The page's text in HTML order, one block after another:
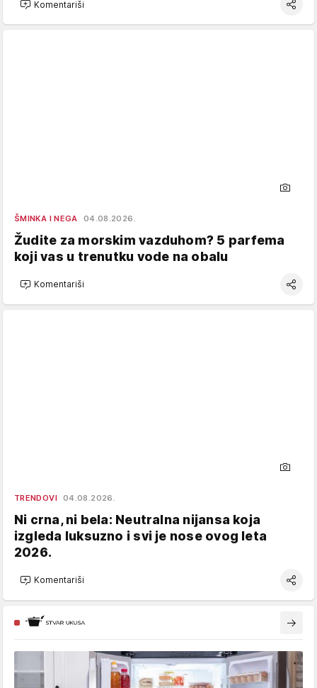
Komentariši
ŠMINKA I NEGA 04.08.2026.
Žudite za morskim vazduhom? 5 parfema
koji vas u trenutku vode na obalu
Komentariši
TRENDOVI 04.08.2026.
Ni crna, ni bela: Neutralna nijansa koja
izgleda luksuzno i svi je nose ovog leta
2026.
Komentariši